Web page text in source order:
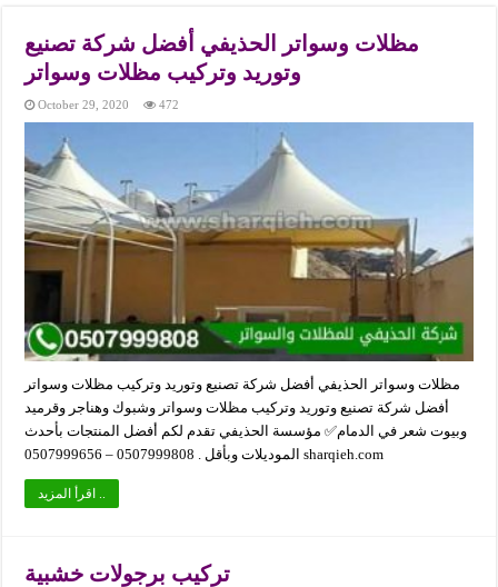
مظلات وسواتر الحذيفي أفضل شركة تصنيع
وتوريد وتركيب مظلات وسواتر
October 29, 2020 472
مظلات وسواتر الحذيفي أفضل شركة تصنيع وتوريد وتركيب مظلات وسواتر
أفضل شركة تصنيع وتوريد وتركيب مظلات وسواتر وشبوك وهناجر وقرميد
وبيوت شعر في الدمام✅ مؤسسة الحذيفي تقدم لكم أفضل المنتجات بأحدث
الموديلات وبأقل . 0507999808 – 0507999656 sharqieh.com
تركيب برجولات خشبية